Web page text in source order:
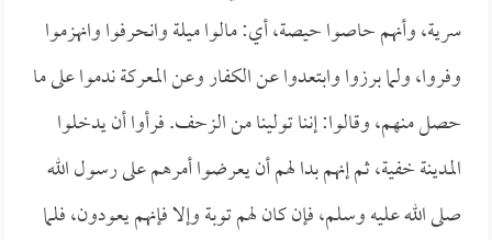
سرية، وأنهم حاصوا حيصة، أي: مالوا ميلة وانحرفوا وانهزموا
وفروا، ولما برزوا وابتعدوا عن الكفار وعن المعركة ندموا على ما
حصل منهم، وقالوا: إننا تولينا من الزحف. فرأوا أن يدخلوا
المدينة خفية، ثم إنهم بدا لهم أن يعرضوا أمرهم على رسول الله
صلى الله عليه وسلم، فإن كان لهم توبة وإلا فإنهم يعودون، فلما